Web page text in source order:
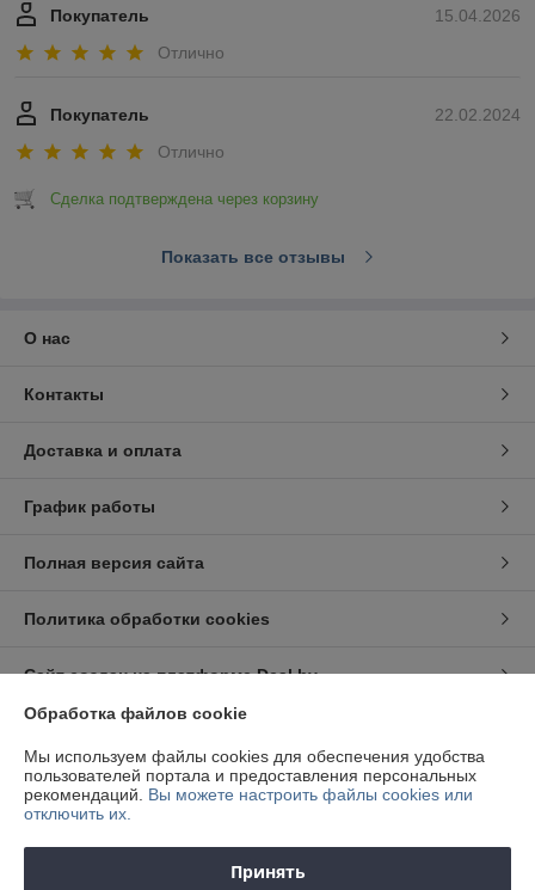
15.04.2026
Покупатель
Отлично
22.02.2024
Покупатель
Отлично
Сделка подтверждена через корзину
Показать все отзывы
О нас
Контакты
Доставка и оплата
График работы
Полная версия сайта
Политика обработки cookies
Сайт создан на платформе Deal.by
Информация для покупателя
Юридическое лицо:ООО "Квалитет Авто"
220012, г. Минск, ул. Академическая, д. 6/1, комн. 7
Регистрационный номер ЕГР: 191922659
Обработка файлов cookie
Мы используем файлы cookies для обеспечения удобства
пользователей портала и предоставления персональных
рекомендаций. Вы можете настроить файлы cookies или
отключить их.
Принять